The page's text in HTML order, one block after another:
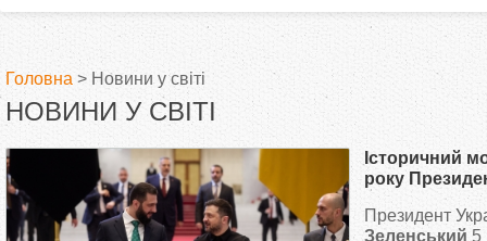
В
и
є
Головна > Новини у світі
НОВИНИ У СВІТІ
Історичний
року
у Сирії
Президент
Зеленський 5